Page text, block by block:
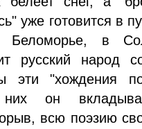
уже готовится в
в
русский народ
эти "хождения
он
всю поэзию